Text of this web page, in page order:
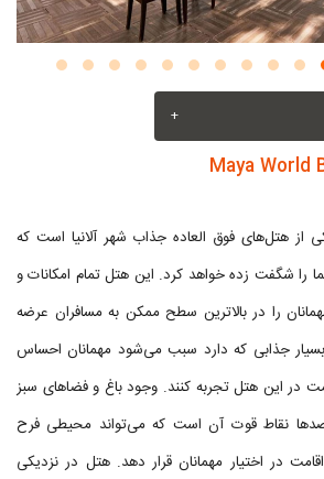
+
از هتل‌های فوق العاده جذاب شهر آلانیا است که
شگفت زده خواهد کرد. این هتل تمام امکانات و
را در بالاترین سطح ممکن به مسافران عرضه
جذابی که دارد سبب می‌شود مهمانان احساس
در این هتل تجربه کنند. وجود باغ و فضاهای سبز
نقاط قوت آن است که می‌تواند محیطی فرح
در اختیار مهمانان قرار دهد. هتل در نزدیکی